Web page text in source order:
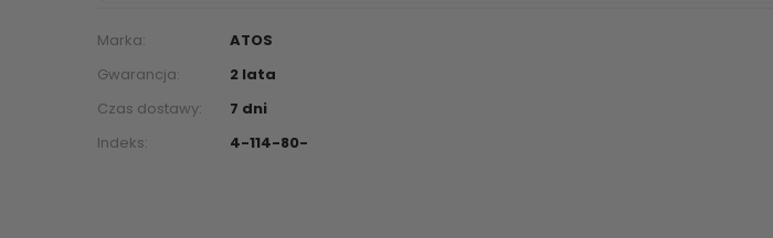
Marka:
ATOS
Gwarancja:
2 lata
Czas dostawy:
7 dni
Indeks:
4-114-80-